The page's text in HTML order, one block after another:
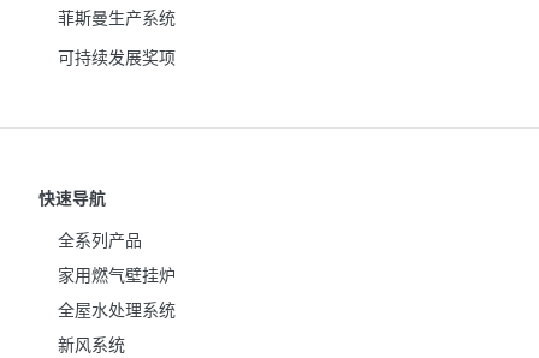
菲斯曼生产系统
可持续发展奖项
快速导航
全系列产品
家用燃气壁挂炉
全屋水处理系统
新风系统